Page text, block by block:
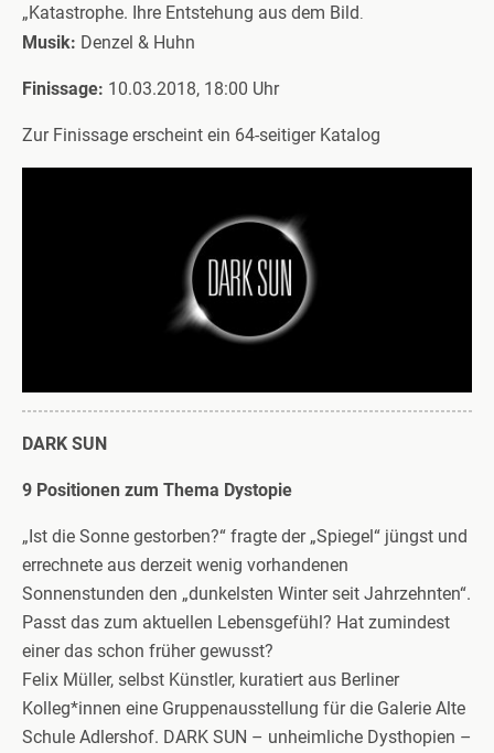
„Katastrophe. Ihre Entstehung aus dem Bild
Musik: Denzel & Huhn
Finissage: 10.03.2018, 18:00 Uhr
Zur Finissage erscheint ein 64-seitiger Katalog
DARK SUN
9 Positionen zum Thema Dystopie
„Ist die Sonne gestorben?“ fragte der „Spiegel“ jüngst und
errechnete aus derzeit wenig vorhandenen
Sonnenstunden den „dunkelsten Winter seit Jahrzehnten“.
Passt das zum aktuellen Lebensgefühl? Hat zumindest
einer das schon früher gewusst?
Felix Müller, selbst Künstler, kuratiert aus Berliner
Kolleg*innen eine Gruppenausstellung für die Galerie Alte
Schule Adlershof. DARK SUN – unheimliche Dysthopien –